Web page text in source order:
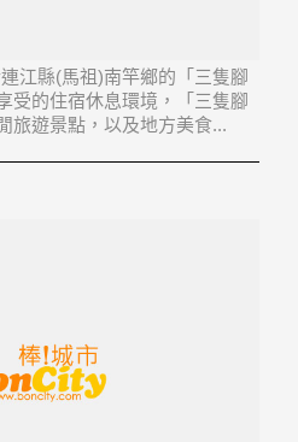
江縣(馬祖)南竿鄉的「三隻腳
受的住宿休息環境，「三隻腳
旅遊景點，以及地方美食...